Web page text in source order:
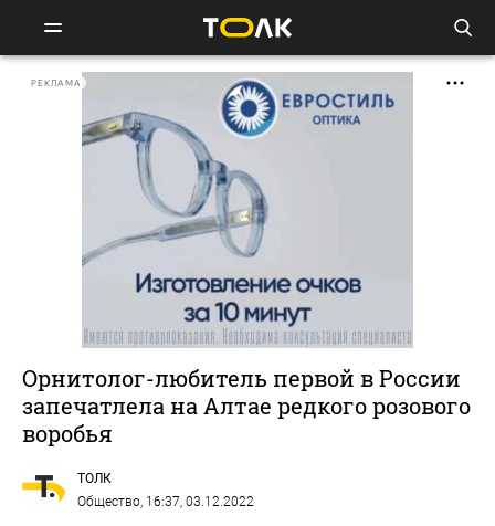
РЕКЛАМА
Орнитолог-любитель первой в России
запечатлела на Алтае редкого розового
воробья
ТОЛК
Общество, 16:37, 03.12.2022